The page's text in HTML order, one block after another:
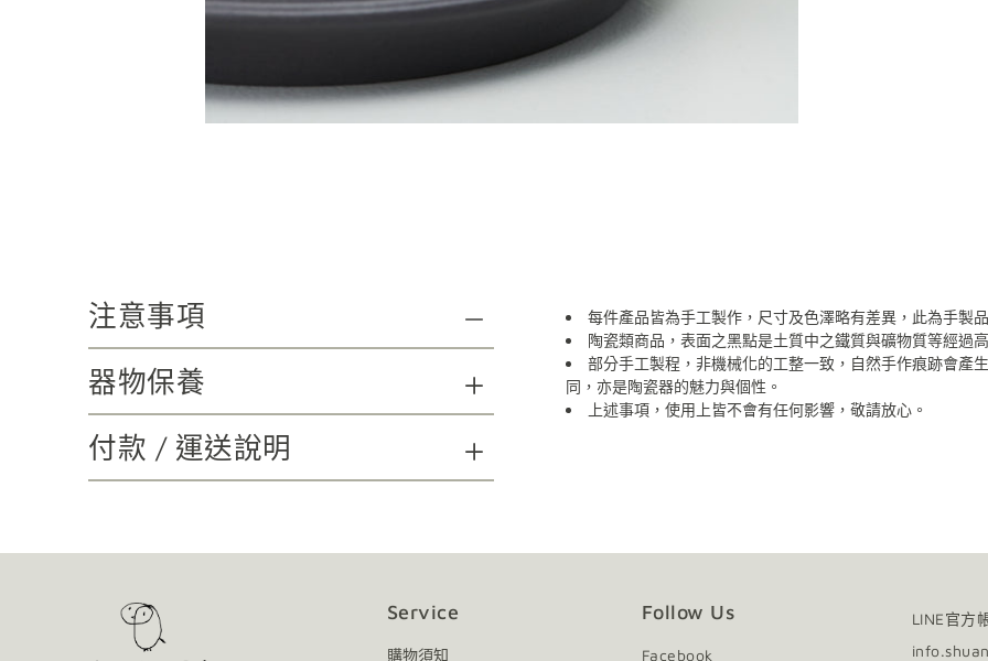
注意事項
器物保養
付款 / 運送說明
每件產品皆為手工製作，尺寸及色澤略有差異，此為手製
陶瓷類商品，表面之黑點是土質中之鐵質與礦物質等經過
部分手工製程，非機械化的工整一致，自然手作痕跡會產
同，亦是陶瓷器的魅力與個性。
上述事項，使用上皆不會有任何影響，敬請放心。
Service
購物須知
Follow Us
Facebook
LINE官方